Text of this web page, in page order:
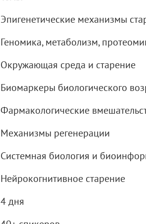
Эпигенетические механизмы
Геномика, метаболизм,
Окружающая среда и старение
Биомаркеры биологического
Фармакологические
Механизмы регенерации
Системная биология и
Нейрокогнитивное старение
4 дня